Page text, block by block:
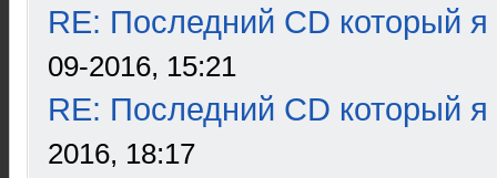
RE: Последний CD который я
09-2016, 15:21
RE: Последний CD который я
2016, 18:17